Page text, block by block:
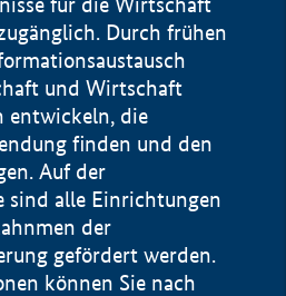
Durch frühen
und Wirtschaft
entwickeln, die
finden und den
Auf der
sind alle Einrichtungen
der
gefördert werden.
können Sie nach